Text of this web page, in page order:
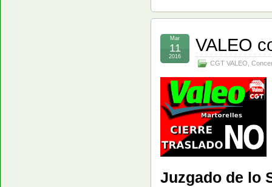
VALEO
CGT VALEO
Mar
11
2016
Juzgado de lo